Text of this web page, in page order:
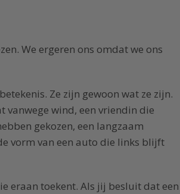
We ergeren ons omdat we ons
Ze zijn gewoon wat ze zijn.
vanwege wind, een vriendin die
gekozen, een langzaam
vorm van een auto die links blijft
eraan toekent. Als jij besluit dat een